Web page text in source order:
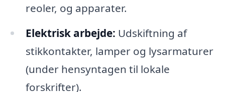
reoler, og apparater.
Elektrisk arbejde: Udskiftning af
stikkontakter, lamper og lysarmaturer
(under hensyntagen til lokale
forskrifter).